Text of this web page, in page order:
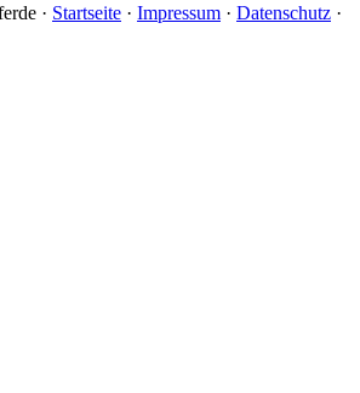
· Startseite · Impressum · Datenschutz ·